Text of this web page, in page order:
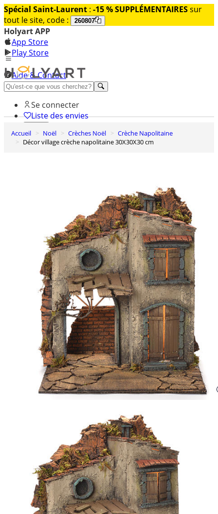
Spécial Saint-Laurent : -15 % SUPPLÉMENTAIRESsur
tout le site, code :
260807
Holyart APP
App Store
Play Store
Aide & Contact
Découvrez Premium
Se connecter
Liste des envies
0
Panier
Accueil Noël Crèches Noël
Crèche Napolitaine
Décor village crèche napolitaine 30X30X30 cm